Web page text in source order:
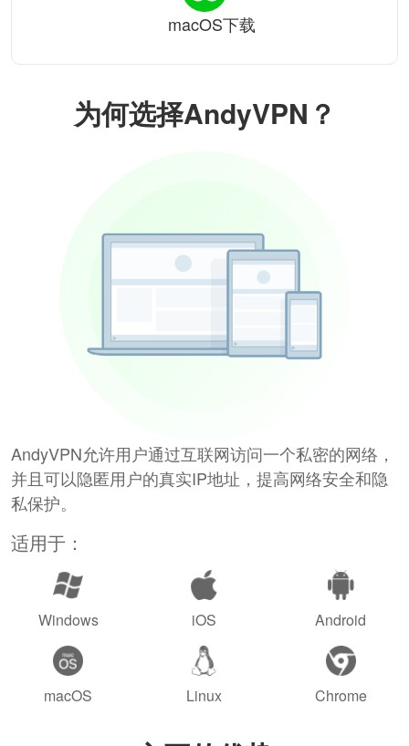
为何选择AndyVPN？
AndyVPN允许用户通过互联网访问一个私密的网络，
并且可以隐匿用户的真实IP地址，提高网络安全和隐
私保护。
适用于：
Windows iOS Android
macOS Linux Chrome
macOS下载